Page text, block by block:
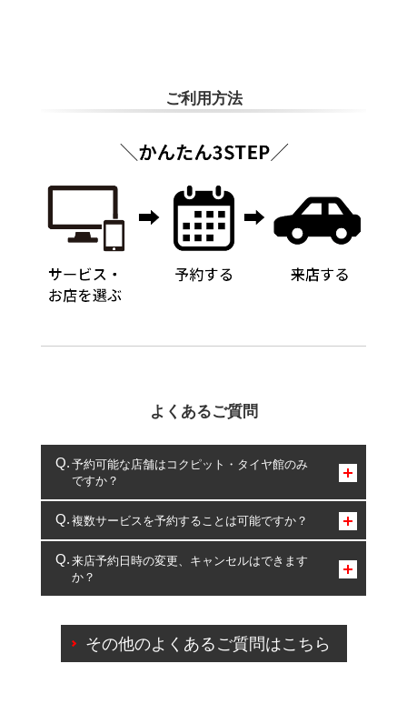
ご利用方法
よくあるご質問
予約可能な店舗はコクピット・タイヤ館のみ
ですか？
コクピット・タイヤ館のみとなります。
複数サービスを予約することは可能ですか？
複数サービスのご予約は可能です。
一部の商品・サービスの組み合わせに限り、同時にご予約が
出来ないものもございます。
来店予約日時の変更、キャンセルはできます
か？
ご来店予約日の3営業日前を過ぎている場合のご予約
の日時変更につきましては、直接ご予約の店舗まで
その他のよくあるご質問はこちら